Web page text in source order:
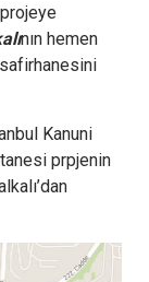
nın hemen
Kanuni
prpjenin